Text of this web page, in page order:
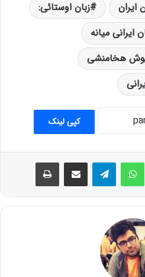
ایران
زبان اوستائی:
ایرانی میانه
هخامنشی
کپی لینک
واتس آپ تلگرام اشتراک گذاری از طریق ایمیل چاپ